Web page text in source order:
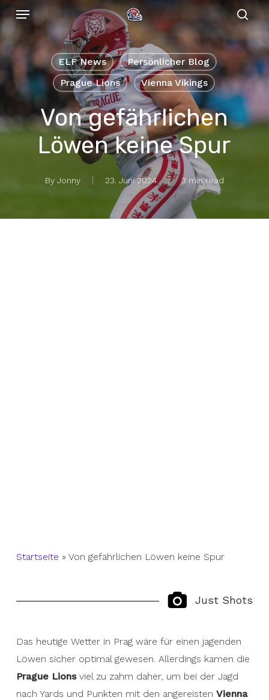
Skip
to
main
content
Menu
ELF News
Persönlicher Blog
Prague Lions
Vienna Vikings
Von gefährlichen
Löwen keine Spur
By Jonny 23. Juni 2024 3 min read
Startseite » Von gefährlichen Löwen keine Spur
Just Shots
Das heutige Wetter in Prag wäre für einen jagenden
Löwen sicher optimal gewesen. Allerdings kamen die
Prague Lionsviel zu zahm daher, um bei der Jagd
nach Yards und Punkten mit den angereisten Vienna